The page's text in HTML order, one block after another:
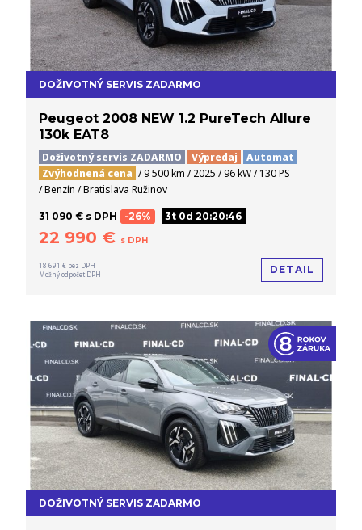
DOŽIVOTNÝ SERVIS ZADARMO
Peugeot 2008 NEW 1.2 PureTech Allure
130k EAT8
Doživotný servis ZADARMO Výpredaj
Automat
Zvýhodnená cena / 9 500 km / 2025 / 96 kW / 130 PS
/ Benzín / Bratislava Ružinov
31 090 € s DPH -26% 3t 0d 20:20:45
22 990 € s DPH
18 691 € bez DPH
Možný odpočet DPH
DETAIL
DOŽIVOTNÝ SERVIS ZADARMO